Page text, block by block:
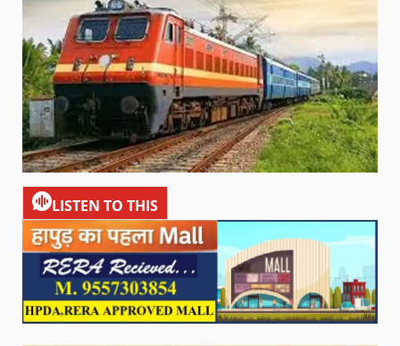
LISTEN TO THIS